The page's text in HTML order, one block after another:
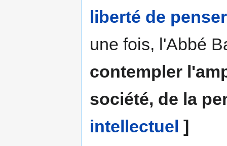
liberté de penser
une fois, l'Abbé
contempler
société, de la
intellectuel ]